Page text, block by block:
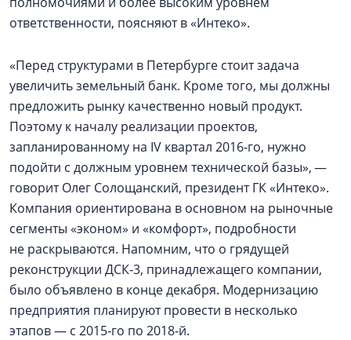
ответственности, поясняют в «Интеко».
«Перед структурами в Петербурге стоит задача
увеличить земельный банк. Кроме того, мы должны
предложить рынку качественно новый продукт.
Поэтому к началу реализации проектов,
запланированному на IV квартал 2016‑го, нужно
подойти с должным уровнем технической базы», —
говорит Олег Солощанский, президент ГК «Интеко».
Компания ориентирована в основном на рыночные
сегменты «эконом» и «комфорт», подробности
не раскрываются. Напомним, что о грядущей
реконструкции ДСК‑3, принадлежащего компании,
было объявлено в конце декабря. Модернизацию
предприятия планируют провести в несколько
этапов — с 2015‑го по 2018‑й.